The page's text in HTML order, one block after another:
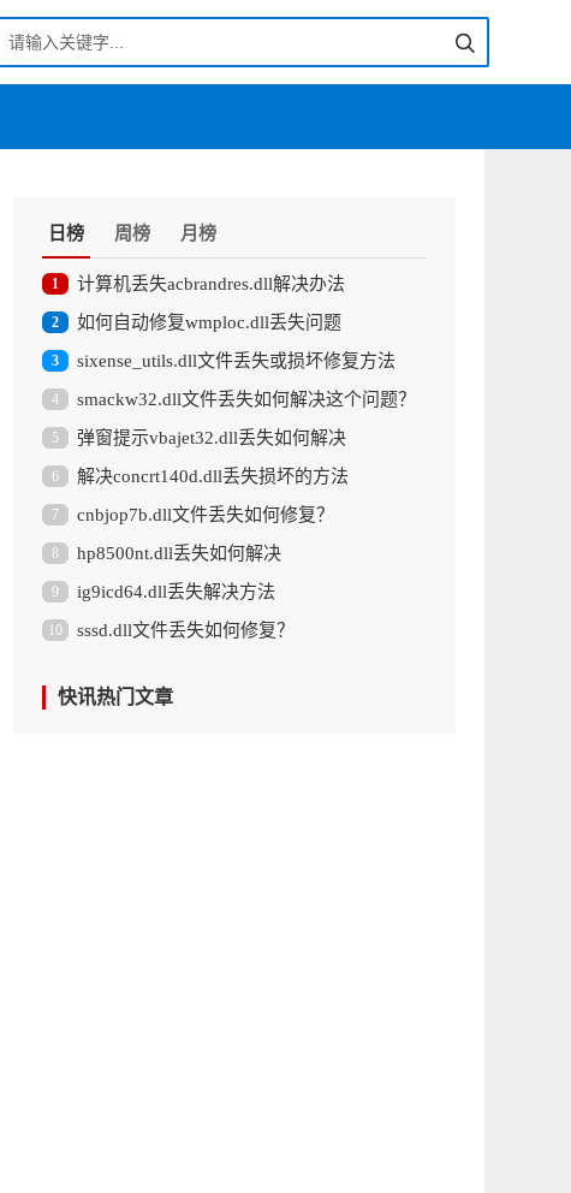
日榜 周榜 月榜
1 计算机丢失acbrandres.dll解决办法
2 如何自动修复wmploc.dll丢失问题
3 sixense_utils.dll文件丢失或损坏修复方法
4 smackw32.dll文件丢失如何解决这个问题？
5 弹窗提示vbajet32.dll丢失如何解决
6 解决concrt140d.dll丢失损坏的方法
7 cnbjop7b.dll文件丢失如何修复？
8 hp8500nt.dll丢失如何解决
9 ig9icd64.dll丢失解决方法
10 sssd.dll文件丢失如何修复？
快讯热门文章